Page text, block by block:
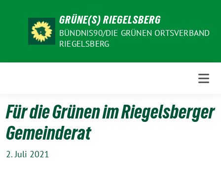
GRÜNE(S) RIEGELSBERG
BÜNDNIS90/DIE GRÜNEN ORTSVERBAND
RIEGELSBERG
Für die Grünen im Riegelsberger
Gemeinderat
2. Juli 2021